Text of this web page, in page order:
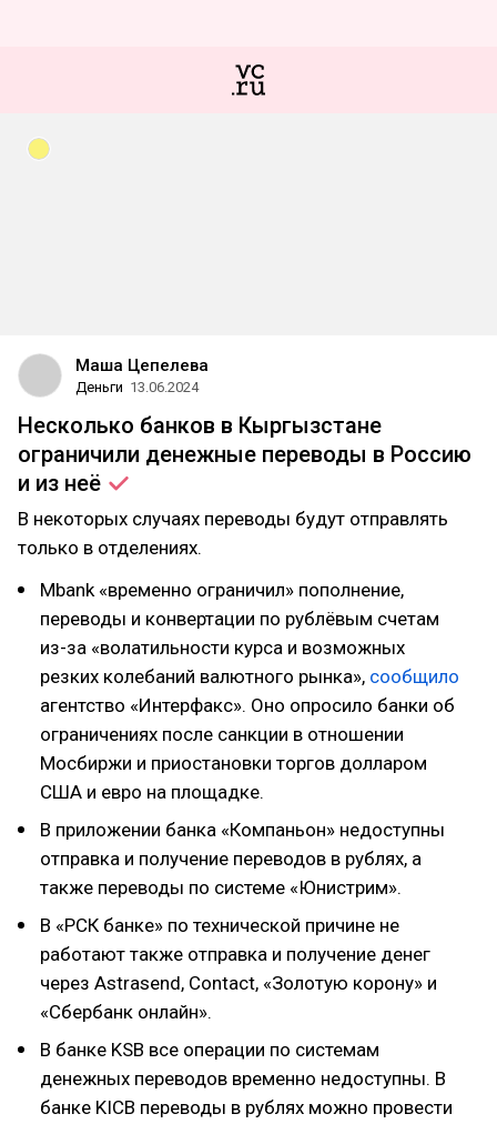
Маша Цепелева
Деньги 13.06.2024
Несколько банков в Кыргызстане
ограничили денежные переводы в Россию
и из неё
В некоторых случаях переводы будут отправлять
только в отделениях.
Mbank «временно ограничил» пополнение,
переводы и конвертации по рублёвым счетам
из-за «волатильности курса и возможных
резких колебаний валютного рынка», сообщило
агентство «Интерфакс». Оно опросило банки об
ограничениях после санкции в отношении
Мосбиржи и приостановки торгов долларом
США и евро на площадке.
В приложении банка «Компаньон» недоступны
отправка и получение переводов в рублях, а
также переводы по системе «Юнистрим».
В «РСК банке» по технической причине не
работают также отправка и получение денег
через Astrasend, Contact, «Золотую корону» и
«Сбербанк онлайн».
В банке KSB все операции по системам
денежных переводов временно недоступны. В
банке KICB переводы в рублях можно провести